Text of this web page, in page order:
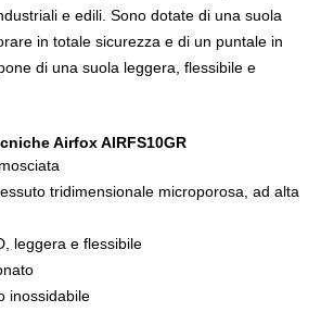
e edili. Sono dotate di una suola
in totale sicurezza e di un puntale in
di una suola leggera, flessibile e
Airfox AIRFS10GR
tridimensionale microporosa, ad alta
leggera e flessibile
inossidabile